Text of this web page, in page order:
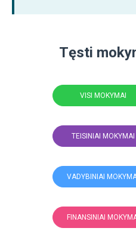
Tęsti
VISI MOKYMAI
TEISINIAI MOKYMAI
VADYBINIAI
FINANSINIAI